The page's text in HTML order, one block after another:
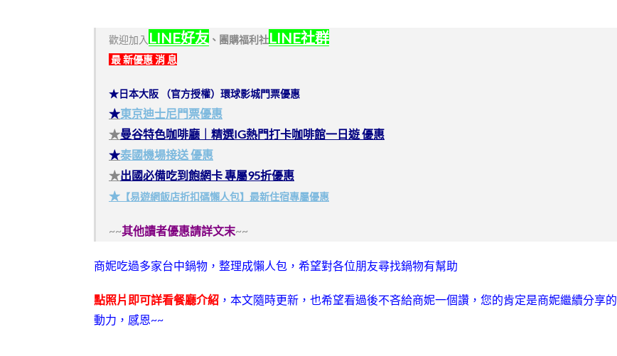
歡迎加入 LINE好友 、 團購福利社LINE社群
最 新優惠 消 息
★日本大阪 （官方授權）環球影城門票優惠
★東京迪士尼門票優惠
★曼谷特色咖啡廳｜精選IG熱門打卡咖啡館一日遊 優惠
★泰國機場接送 優惠
★出國必備吃到飽網卡 專屬95折優惠
★ 【易遊網飯店折扣碼懶人包】最新住宿專屬優惠
~~其他讀者優惠請詳文末~~
商妮吃過多家台中鍋物，整理成懶人包，希望對各位朋友尋找鍋物有幫助
點照片即可詳看餐廳介紹 ，本文隨時更新，也希望看過後不吝給商妮一個讚，您的肯定是商妮繼續分享的
動力，感恩~~